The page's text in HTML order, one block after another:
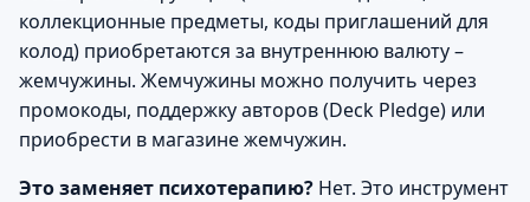
коллекционные предметы, коды приглашений для
колод) приобретаются за внутреннюю валюту –
жемчужины. Жемчужины можно получить через
промокоды, поддержку авторов (Deck Pledge) или
приобрести в магазине жемчужин.
Это заменяет психотерапию? Нет. Это инструмент